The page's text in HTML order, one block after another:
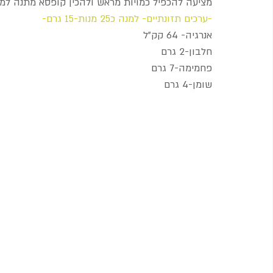
-ערכים תזונתיים- למנה כ25 מנות-15 גרם-
אנרגיה- 64 קק"ל
חלבון-2 גרם
פחמימה-7 גרם
שומן-4 גרם